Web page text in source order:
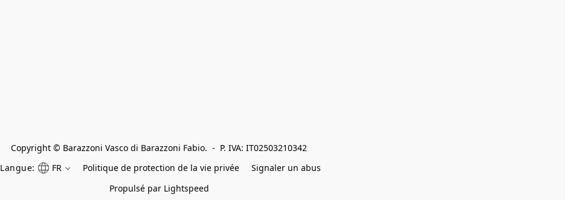
Copyright © Barazzoni Vasco di Barazzoni Fabio.  -  P. IVA: IT02503210342
Langue:
FR Politique de protection de la vie privée
Signaler un abus
Propulsé par Lightspeed